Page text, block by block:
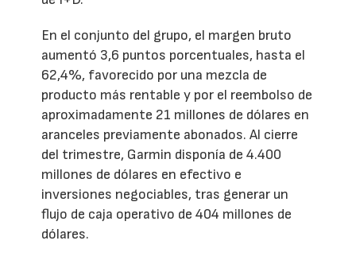
En el conjunto del grupo, el margen bruto
aumentó 3,6 puntos porcentuales, hasta el
62,4%, favorecido por una mezcla de
producto más rentable y por el reembolso de
aproximadamente 21 millones de dólares en
aranceles previamente abonados. Al cierre
del trimestre, Garmin disponía de 4.400
millones de dólares en efectivo e
inversiones negociables, tras generar un
flujo de caja operativo de 404 millones de
dólares.